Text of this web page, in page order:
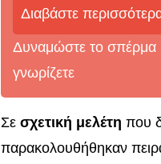
Διαβάστε
Δυναμώστε το σπέρμα
γνωρίζετε
Σεσχετική μελέτη που
παρακολουθήθηκαν